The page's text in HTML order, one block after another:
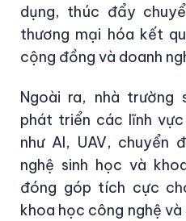
dụng, thúc đẩy
thương mại hóa kết
cộng đồng và doanh
Ngoài ra, nhà
phát triển các lĩnh
như AI, UAV, chuyển
nghệ sinh học và
đóng góp tích cực
khoa học công nghệ